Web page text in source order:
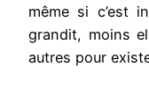
même si c’est
grandit, moins
autres pour